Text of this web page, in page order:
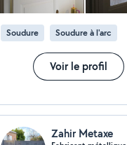
Soudure Soudure à l'arc
Voir le profil
Zahir Metaxe